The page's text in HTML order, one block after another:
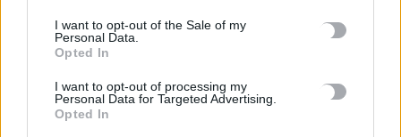
I want to opt-out of the Sale of my
Personal Data.
Opted In
I want to opt-out of processing my
Personal Data for Targeted Advertising.
Opted In
Αεροδρόμιο Καστελλίου: Όλα έτοιμα για την υπογραφή της
σύμβασης για τα ραντάρ
7 Αυγούστου, 2026